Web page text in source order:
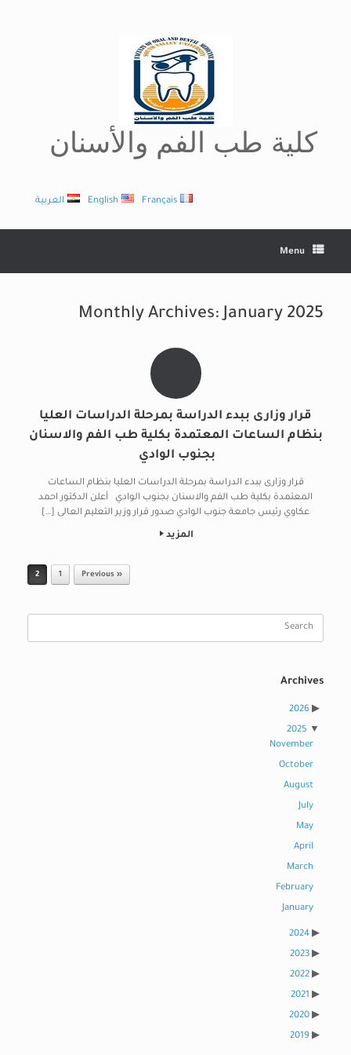
كلية طب الفم والأسنان
العربية English Français
Menu
Monthly Archives: January 2025
قرار وزارى ببدء الدراسة بمرحلة الدراسات العليا
بنظام الساعات المعتمدة بكلية طب الفم والاسنان
بجنوب الوادي
قرار وزارى ببدء الدراسة بمرحلة الدراسات العليا بنظام الساعات
المعتمدة بكلية طب الفم والاسنان بجنوب الوادي أعلن الدكتور احمد
عكاوي رئيس جامعة جنوب الوادي صدور قرار وزير التعليم العالى […]
المزيد
« Previous
1
2
Archives
2026
2025
November
October
August
July
May
April
March
February
January
2024
2023
2022
2021
2020
2019